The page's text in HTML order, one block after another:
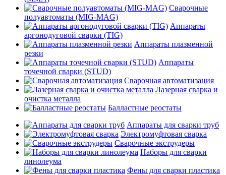
Сварочные
полуавтоматы (MIG-MAG)
Аппараты
аргонодуговой сварки (TIG)
Аппараты плазменной
резки
Аппараты
точечной сварки (STUD)
Сварочная автоматизация
Лазерная сварка и
очистка металла
Балластные реостаты
Аппараты для сварки труб
Электромуфтовая сварка
Сварочные экструдеры
Наборы для сварки
линолеума
Фены для сварки пластика